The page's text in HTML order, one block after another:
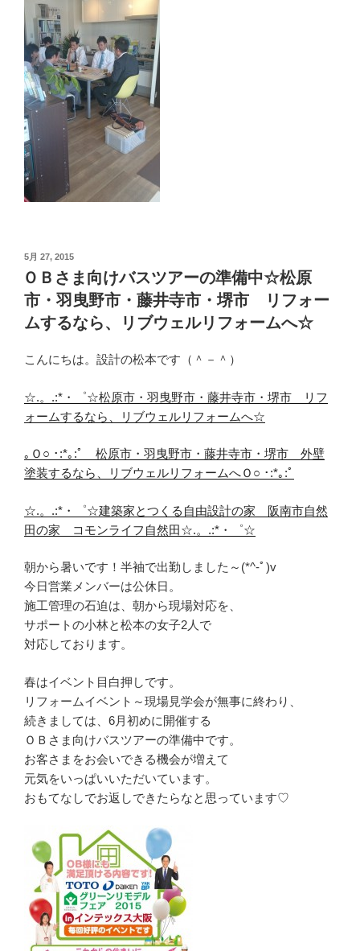
投
稿
日:
5月 27, 2015
ＯＢさま向けバスツアーの準備中☆松原
市・羽曳野市・藤井寺市・堺市 リフォー
ムするなら、リブウェルリフォームへ☆
こんにちは。設計の松本です（＾－＾）
☆.。.:*・゜☆松原市・羽曳野市・藤井寺市・堺市 リフ
ォームするなら、リブウェルリフォームへ☆
｡Ｏ○ ･:*｡:ﾟ 松原市・羽曳野市・藤井寺市・堺市 外壁
塗装するなら、リブウェルリフォームへＯ○ ･:*｡:ﾟ
☆.。.:*・゜☆建築家とつくる自由設計の家 阪南市自然
田の家 コモンライフ自然田☆.。.:*・゜☆
朝から暑いです！半袖で出勤しました～(*^-ﾟ)v
今日営業メンバーは公休日。
施工管理の石迫は、朝から現場対応を、
サポートの小林と松本の女子2人で
対応しております。
春はイベント目白押しです。
リフォームイベント～現場見学会が無事に終わり、
続きましては、6月初めに開催する
ＯＢさま向けバスツアーの準備中です。
お客さまをお会いできる機会が増えて
元気をいっぱいいただいています。
おもてなしでお返しできたらなと思っています♡